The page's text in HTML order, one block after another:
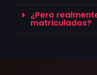
¿Pero
matriculados?